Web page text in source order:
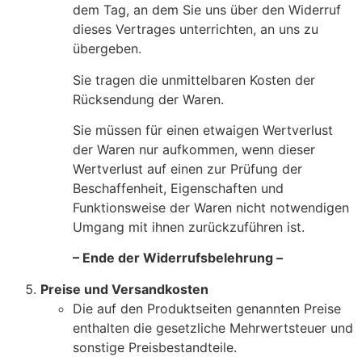
dem Tag, an dem Sie uns über den Widerruf
dieses Vertrages unterrichten, an uns zu
übergeben.
Sie tragen die unmittelbaren Kosten der
Rücksendung der Waren.
Sie müssen für einen etwaigen Wertverlust
der Waren nur aufkommen, wenn dieser
Wertverlust auf einen zur Prüfung der
Beschaffenheit, Eigenschaften und
Funktionsweise der Waren nicht notwendigen
Umgang mit ihnen zurückzuführen ist.
– Ende der Widerrufsbelehrung –
Preise und Versandkosten
Die auf den Produktseiten genannten Preise
enthalten die gesetzliche Mehrwertsteuer und
sonstige Preisbestandteile.